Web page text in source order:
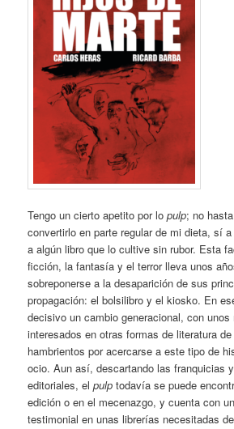
Tengo un cierto apetito por lopulp; no
convertirlo en parte regular de mi dieta, sí
a algún libro que lo cultive sin rubor. Esta
ficción, la fantasía y el terror lleva unos
sobreponerse a la desaparición de sus
propagación: el bolsilibro y el kiosko. En
decisivo un cambio generacional, con
interesados en otras formas de literatura
hambrientos por acercarse a este tipo de
ocio. Aun así, descartando las franquicias
editoriales, elpulp todavía se puede
edición o en el mecenazgo, y cuenta con
testimonial en unas librerías necesitadas